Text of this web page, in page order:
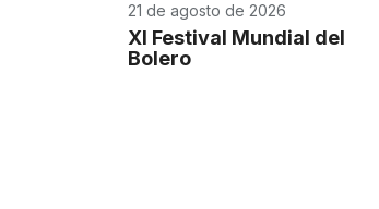
21 de agosto de 2026
XI Festival Mundial del
Bolero